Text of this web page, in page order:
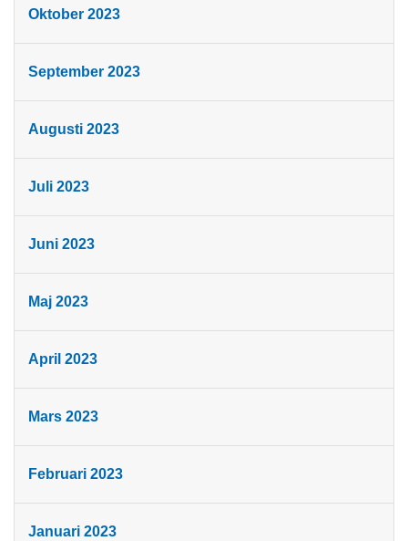
Oktober 2023
September 2023
Augusti 2023
Juli 2023
Juni 2023
Maj 2023
April 2023
Mars 2023
Februari 2023
Januari 2023